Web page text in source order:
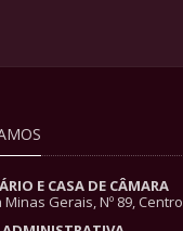
E CASA DE CÂMARA
Minas Gerais, Nº 89, Centro